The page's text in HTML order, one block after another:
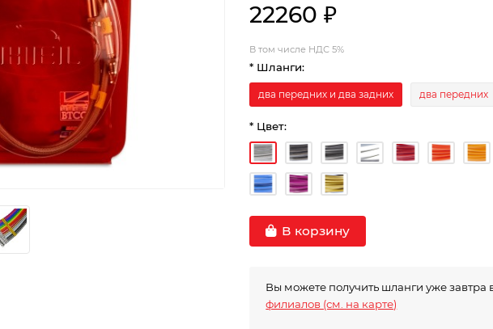
22260 ₽
В том числе НДС 5%
* Шланги:
два передних и два задних два передних
* Цвет:
В корзину
Вы можете получить шланги уже
филиалов (см. на карте)